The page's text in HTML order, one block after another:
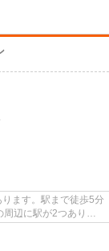
ます。駅まで徒歩5分
辺に駅が2つあり、